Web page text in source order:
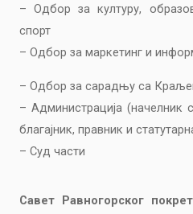
– Одбор за културу,
спорт
– Одбор за маркетинг и
– Одбор за сарадњу са
– Администрација (начелник
благајник, правник и
– Суд части
Савет Равногорског